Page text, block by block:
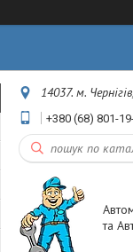
14037. м.
+380 (68) 801-
та